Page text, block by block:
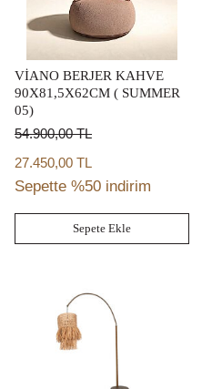
VİANO BERJER KAHVE
90X81,5X62CM ( SUMMER
05)
54.900,00TL
27.450,00 TL
Sepette %50 indirim
Sepete Ekle